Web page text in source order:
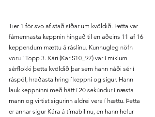
Tier 1 fór svo af stað síðar um kvöldið. Þetta var
fámennasta keppnin hingað til en aðeins 11 af 16
keppendum mættu á ráslínu. Kunnugleg nöfn
voru í Topp 3. Kári (KariS10_97) var í miklum
sérflokki þetta kvöldið þar sem hann náði sér í
ráspól, hraðasta hring í keppni og sigur. Hann
lauk keppninni með hátt í 20 sekúndur í næsta
mann og virtist sigurinn aldrei vera í hættu. Þetta
er annar sigur Kára á tímabilinu, en hann hefur